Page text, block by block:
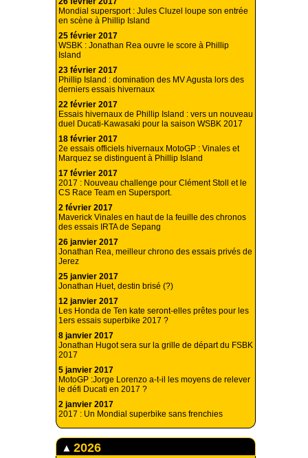
Mondial supersport : Jules Cluzel loupe son entrée
en scène à Phillip Island
25 février 2017
WSBK : Jonathan Rea ouvre le score à Phillip
Island
23 février 2017
Phillip Island : domination des MV Agusta lors des
derniers essais hivernaux
22 février 2017
Essais hivernaux de Phillip Island : vers un nouveau
duel Ducati-Kawasaki pour la saison WSBK 2017
18 février 2017
2e essais officiels hivernaux MotoGP : Vinales et
Marquez se distinguent à Phillip Island
17 février 2017
2017 : Nouveau challenge pour Clément Stoll et le
CS Race Team en Supersport.
2 février 2017
Maverick Vinales en haut de la feuille des chronos
des essais IRTA de Sepang
26 janvier 2017
Jonathan Rea, meilleur chrono des essais privés de
Jerez
25 janvier 2017
Jonathan Huet, destin brisé (?)
12 janvier 2017
Les Honda de Ten kate seront-elles prêtes pour les
1ers essais superbike 2017 ?
8 janvier 2017
Jonathan Hugot sera sur la grille de départ du FSBK
2017
5 janvier 2017
MotoGP :Jorge Lorenzo a-t-il les moyens de relever
le défi Ducati en 2017 ?
2 janvier 2017
2017 : Un Mondial superbike sans frenchies
2026